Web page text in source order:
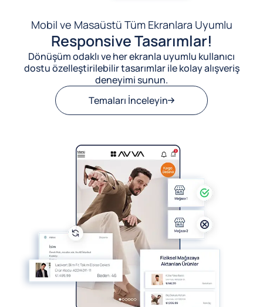
Mobil ve Masaüstü Tüm Ekranlara Uyumlu
Responsive Tasarımlar!
Dönüşüm odaklı ve her ekranla uyumlu kullanıcı
dostu özelleştirilebilir tasarımlar ile kolay alışveriş
deneyimi sunun.
Temaları İnceleyin